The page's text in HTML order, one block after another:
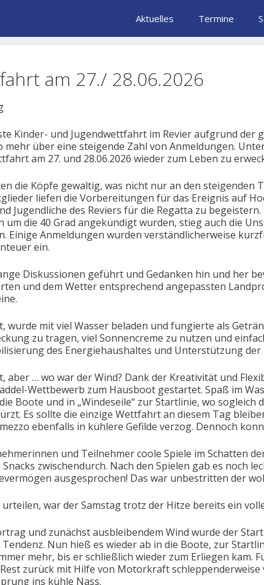
Aktuelles Termine
am 27./ 28.06.2026
Kinder- und Jugendwettfahrt im Revier aufgrund
über eine steigende Zahl von Anmeldungen.
am 27. und 28.06.2026 wieder zum Leben zu
die Köpfe gewaltig, was nicht nur an den
liefen die Vorbereitungen für das Ereignis auf
Jugendliche des Reviers für die Regatta zu
die 40 Grad angekündigt wurden, stieg auch die
Einige Anmeldungen wurden verständlicherweise
ein.
Diskussionen geführt und Gedanken hin und her
und dem Wetter entsprechend angepassten
wurde mit viel Wasser beladen und fungierte als
zu tragen, viel Sonnencreme zu nutzen und
des Energiehaushaltes und Unterstützung
aber … wo war der Wind? Dank der Kreativität und
Wettbewerb zum Hausboot gestartet. Spaß im
Boote und in „Windeseile“ zur Startlinie, wo
Es sollte die einzige Wettfahrt an diesem Tag
ebenfalls in kühlere Gefilde verzog. Dennoch
und Teilnehmer coole Spiele im Schatten
zwischendurch. Nach den Spielen gab es noch
ausgesprochen! Das war unbestritten der
war der Samstag trotz der Hitze bereits ein
und zunächst ausbleibendem Wind wurde der
Nun hieß es wieder ab in die Boote, zur
mehr, bis er schließlich wieder zum Erliegen kam.
zurück mit Hilfe von Motorkraft
ins kühle Nass.